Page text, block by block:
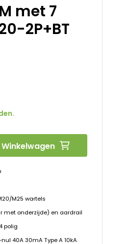
met 7
2P+BT
Winkelwagen
M25 wartels
met onderzijde) en aardrail
polig
40A 30mA Type A 10kA